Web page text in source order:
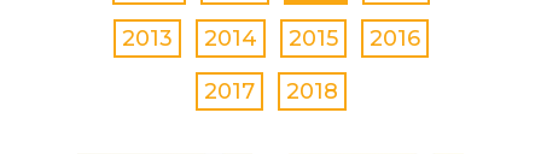
2013
2014 2015
2016
2017
2018